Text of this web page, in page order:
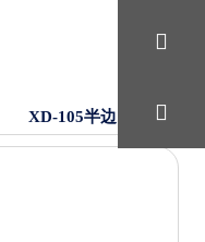
XD-105半边

